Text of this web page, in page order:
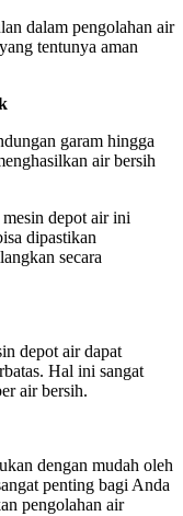
dalam pengolahan air
tentunya aman
garam hingga
air bersih
depot air ini
dipastikan
secara
depot air dapat
Hal ini sangat
air bersih.
dengan mudah oleh
penting bagi Anda
pengolahan air